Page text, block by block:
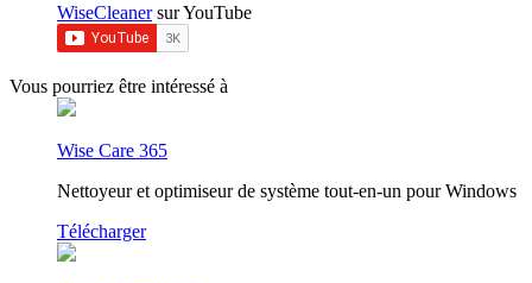
WiseCleanersur YouTube
Vous pourriez être intéressé à
Wise Care 365
Nettoyeur et optimiseur de système tout-en-un pour Windows
Télécharger